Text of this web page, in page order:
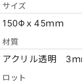
サイズ
150Φｘ45ｍｍ
材質
アクリル透明 3ｍ
ロット